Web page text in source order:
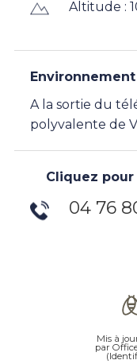
Altitude :
A la sortie du
polyvalente de
Cliquez
04 76
Mis à
par